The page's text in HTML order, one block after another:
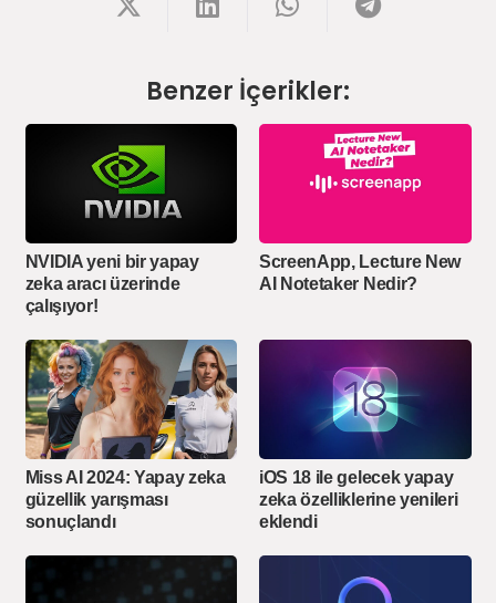
Benzer İçerikler:
NVIDIA yeni bir yapay
zeka aracı üzerinde
çalışıyor!
ScreenApp, Lecture New
AI Notetaker Nedir?
Miss AI 2024: Yapay zeka
güzellik yarışması
sonuçlandı
iOS 18 ile gelecek yapay
zeka özelliklerine yenileri
eklendi